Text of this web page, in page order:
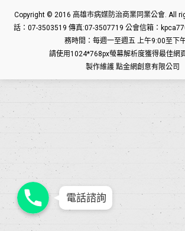
Copyright © 2016 高雄市病媒防治商業同業公會. All
話：07-3503519 傳真:07-3507719 公會信箱：
務時間：每週一至週五 上午9:00至下
請使用1024*768px螢幕解析度獲得最佳網
製作維護 點金網創意有限公司
Phone
Phone
Phone
電話諮詢